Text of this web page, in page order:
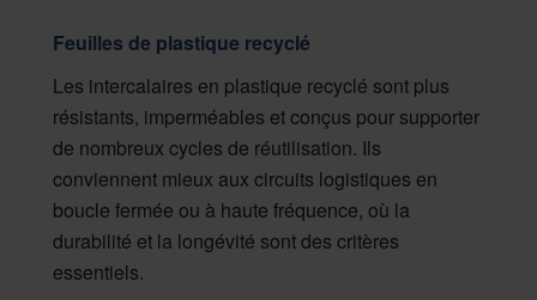
Feuilles de plastique recyclé
Les intercalaires en plastique recyclé sont plus
résistants, imperméables et conçus pour supporter
de nombreux cycles de réutilisation. Ils
conviennent mieux aux circuits logistiques en
boucle fermée ou à haute fréquence, où la
durabilité et la longévité sont des critères
essentiels.